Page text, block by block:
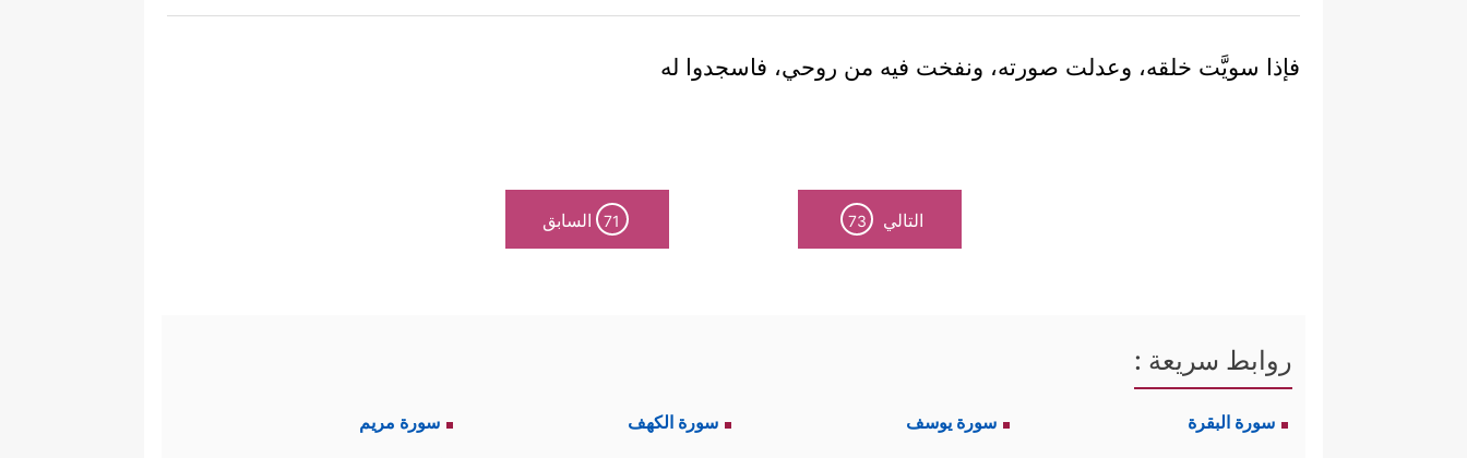
فإذا سويَّت خلقه، وعدلت صورته، ونفخت فيه من روحي، فاسجدوا له
التالي 73
71 السابق
روابط سريعة :
سورة البقرة سورة يوسف سورة الكهف سورة مريم